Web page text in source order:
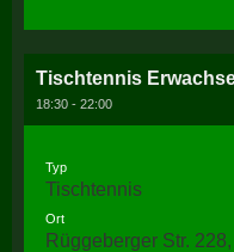
Tischtennis
18:30 - 22:00
Typ
Tischtennis
Ort
Rüggeberger Str.